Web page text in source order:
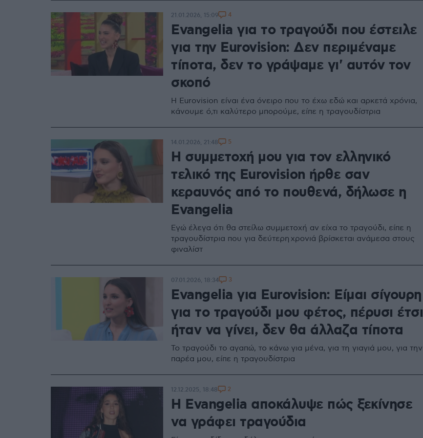
Evangelia για το τραγούδι που έστειλε
για την Eurovision: Δεν περιμέναμε
τίποτα, δεν το γράψαμε γι' αυτόν τον
σκοπό
Η Eurovision είναι ένα όνειρο που το έχω εδώ και αρκετά χρόνια,
κάνουμε ό,τι καλύτερο μπορούμε, είπε η τραγουδίστρια
21.01.2026, 15:09 4
Η συμμετοχή μου για τον ελληνικό
τελικό της Eurovision ήρθε σαν
κεραυνός από το πουθενά, δήλωσε η
Evangelia
Εγώ έλεγα ότι θα στείλω συμμετοχή αν είχα το τραγούδι, είπε η
τραγουδίστρια που για δεύτερη χρονιά βρίσκεται ανάμεσα στους
φιναλίστ
14.01.2026, 21:48 5
Evangelia για Eurovision: Είμαι σίγουρη
για το τραγούδι μου φέτος, πέρυσι έτσι
ήταν να γίνει, δεν θα άλλαζα τίποτα
Το τραγούδι το αγαπώ, το κάνω για μένα, για τη γιαγιά μου, για την
παρέα μου, είπε η τραγουδίστρια
07.01.2026, 18:34 3
Η Evangelia αποκάλυψε πώς ξεκίνησε
να γράφει τραγούδια
12.12.2025, 18:48 2